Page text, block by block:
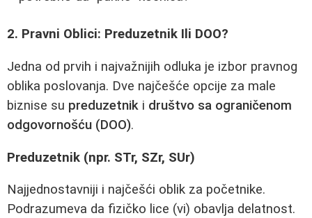
2. Pravni Oblici: Preduzetnik Ili DOO?
Jedna od prvih i najvažnijih odluka je izbor pravnog
oblika poslovanja. Dve najčešće opcije za male
biznise su preduzetnik i društvo sa ograničenom
odgovornošću (DOO).
Preduzetnik (npr. STr, SZr, SUr)
Najjednostavniji i najčešći oblik za početnike.
Podrazumeva da fizičko lice (vi) obavlja delatnost.